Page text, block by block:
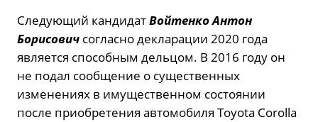
Следующий кандидатВойтенко Антон
Борисович согласно декларации 2020 года
является способным дельцом. В 2016 году он
не подал сообщение о существенных
изменениях в имущественном состоянии
после приобретения автомобиля Toyota Corolla